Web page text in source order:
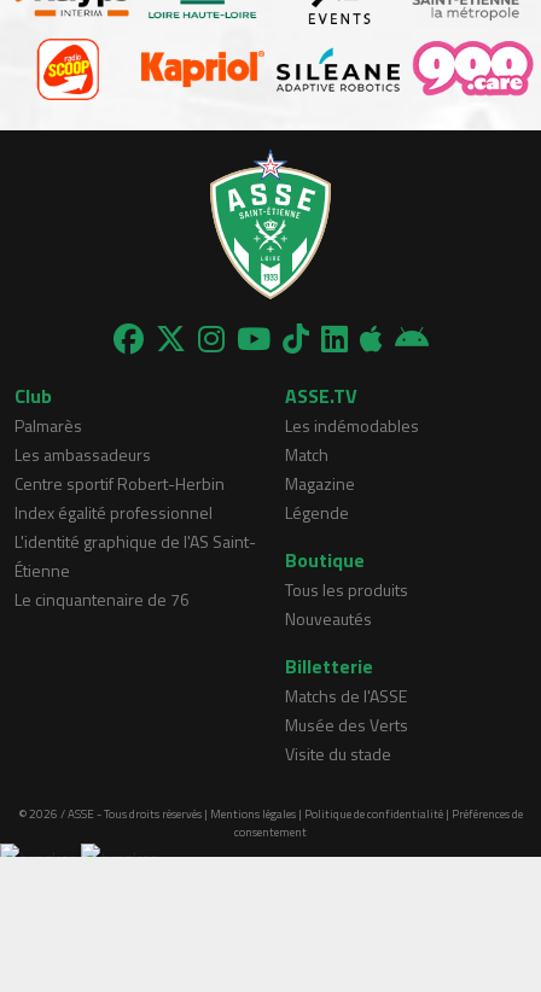
Club
Palmarès
Les ambassadeurs
Centre sportif Robert-Herbin
Index égalité professionnel
L'identité graphique de l'AS Saint-
Étienne
Le cinquantenaire de 76
ASSE.TV
Les indémodables
Match
Magazine
Légende
Boutique
Tous les produits
Nouveautés
Billetterie
Matchs de l'ASSE
Musée des Verts
Visite du stade
© 2026 / ASSE - Tous droits réservés | Mentions légales| Politique de confidentialité| Préférences de
consentement